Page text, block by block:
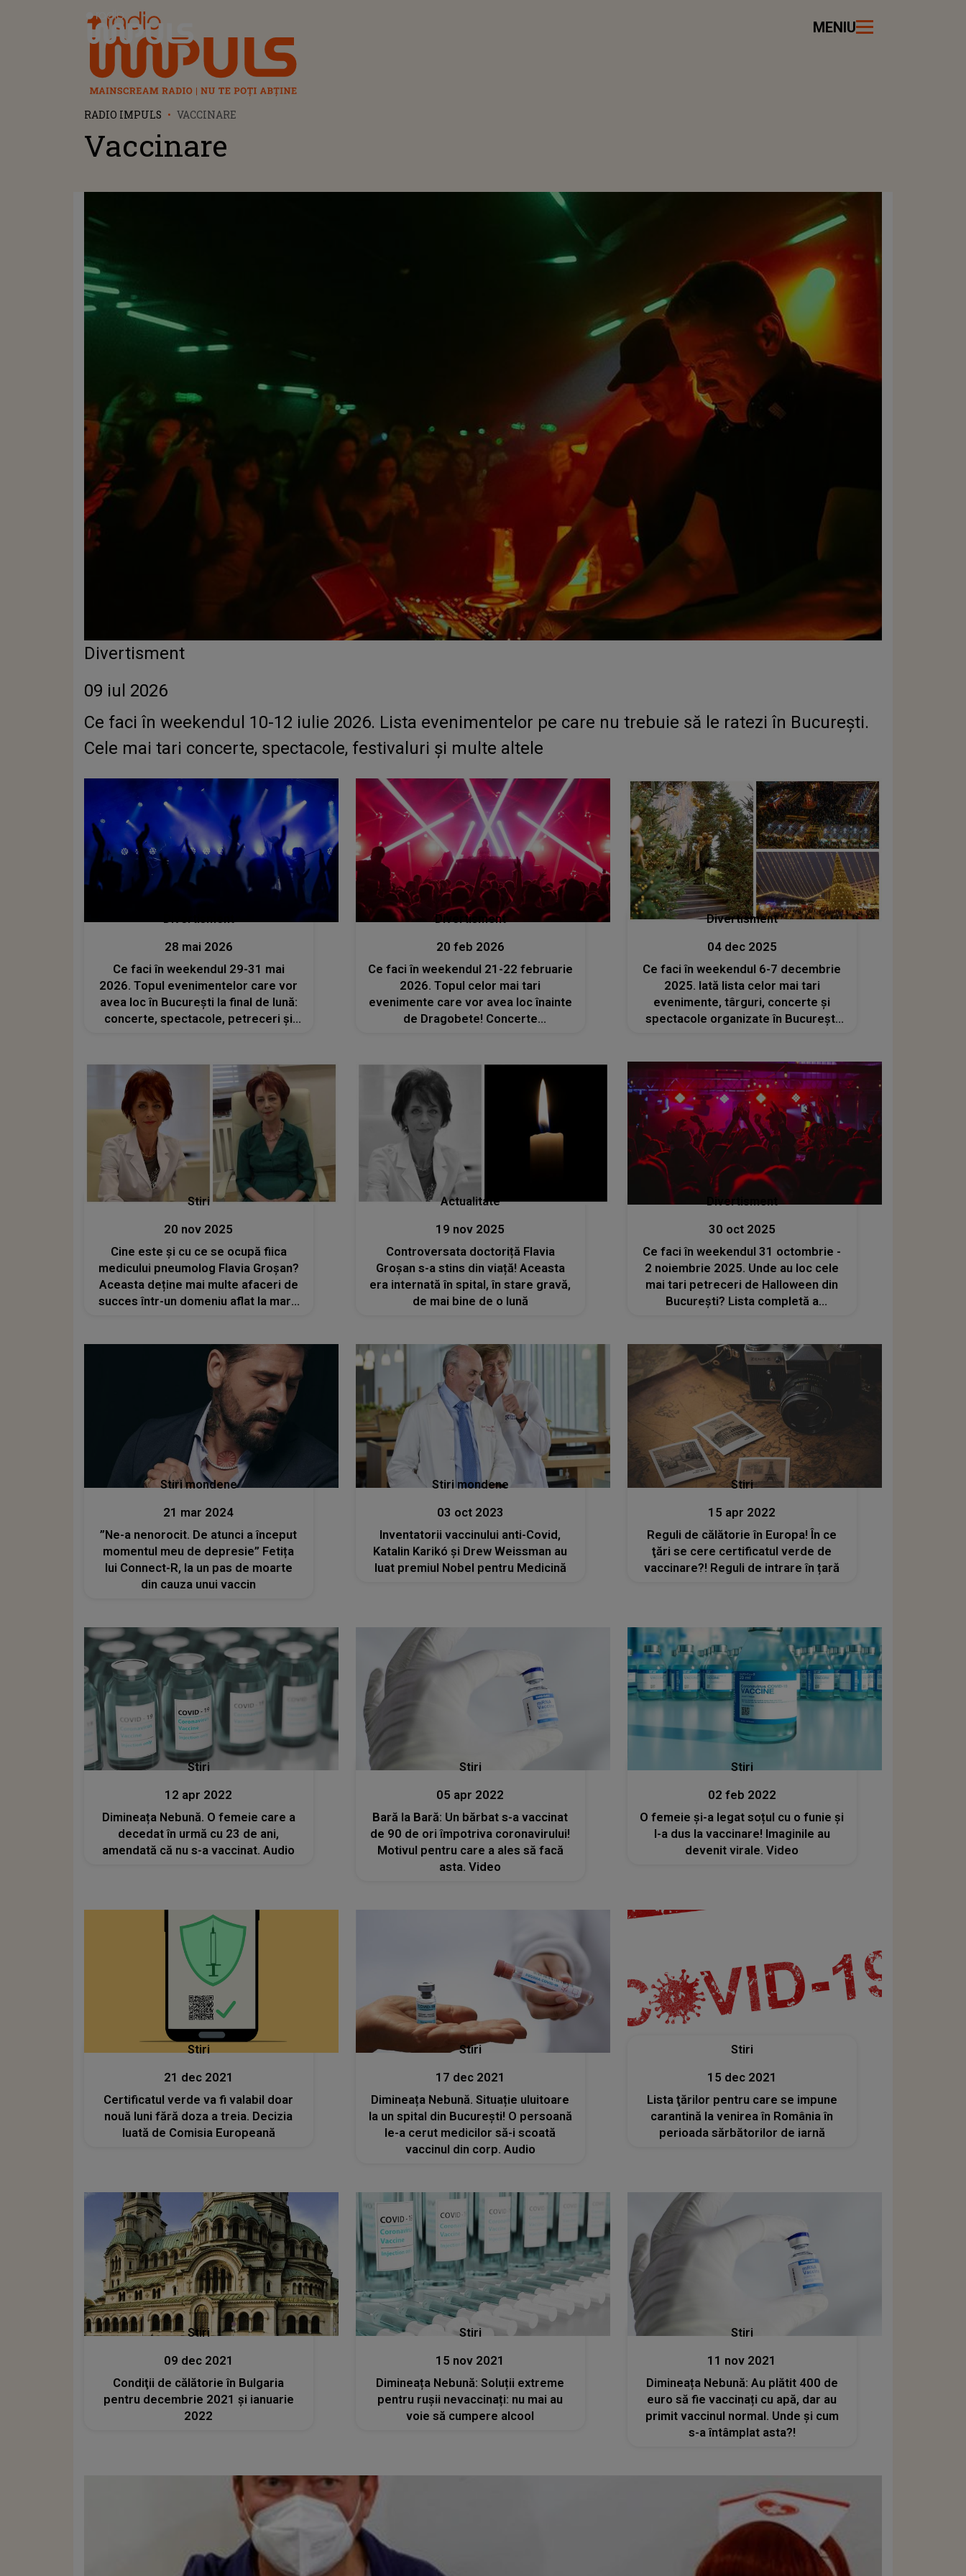
Radio Impuls MENIU
RADIO IMPULS VACCINARE
Vaccinare
Divertisment
09 iul 2026
Ce faci în weekendul 10-12 iulie 2026. Lista evenimentelor pe care nu trebuie să le ratezi în București.
Cele mai tari concerte, spectacole, festivaluri și multe altele
28 mai 2026
Ce faci în weekendul 29-31 mai
2026. Topul evenimentelor care vor
avea loc în București la final de lună:
concerte, spectacole, petreceri și
Divertisment
20 feb 2026
Ce faci în weekendul 21-22 februarie
2026. Topul celor mai tari
evenimente care vor avea loc înainte
de Dragobete! Concerte
dragi
Divertisment
04 dec 2025
Ce faci în weekendul 6-7 decembrie
2025. Iată lista celor mai tari
evenimente, târguri, concerte și
spectacole organizate în București
Stiri
20 nov 2025
Cine este și cu ce se ocupă fiica
medicului pneumolog Flavia Groșan?
Aceasta deține mai multe afaceri de
succes într-un domeniu aflat la mare
Actualitate
19 nov 2025
Controversata doctoriță Flavia
Groșan s-a stins din viață! Aceasta
era internată în spital, în stare gravă,
de mai bine de o lună
Divertisment
30 oct 2025
Ce faci în weekendul 31 octombrie -
2 noiembrie 2025. Unde au loc cele
mai tari petreceri de Halloween din
București? Lista completă a
Stiri mondene
21 mar 2024
”Ne-a nenorocit. De atunci a început
momentul meu de depresie” Fetița
lui Connect-R, la un pas de moarte
din cauza unui vaccin
Stiri mondene
03 oct 2023
Inventatorii vaccinului anti-Covid,
Katalin Karikó şi Drew Weissman au
luat premiul Nobel pentru Medicină
Stiri
15 apr 2022
Reguli de călătorie în Europa! În ce
ţări se cere certificatul verde de
vaccinare?! Reguli de intrare în țară
Stiri
12 apr 2022
Dimineața Nebună. O femeie care a
decedat în urmă cu 23 de ani,
amendată că nu s-a vaccinat. Audio
Stiri
05 apr 2022
Bară la Bară: Un bărbat s-a vaccinat
de 90 de ori împotriva coronavirului!
Motivul pentru care a ales să facă
asta. Video
Stiri
02 feb 2022
O femeie și-a legat soțul cu o funie și
l-a dus la vaccinare! Imaginile au
devenit virale. Video
Stiri
21 dec 2021
Certificatul verde va fi valabil doar
nouă luni fără doza a treia. Decizia
luată de Comisia Europeană
Stiri
17 dec 2021
Dimineața Nebună. Situație uluitoare
la un spital din București! O persoană
le-a cerut medicilor să-i scoată
vaccinul din corp. Audio
Stiri
15 dec 2021
Lista ţărilor pentru care se impune
carantină la venirea în România în
perioada sărbătorilor de iarnă
Stiri
09 dec 2021
Condiţii de călătorie în Bulgaria
pentru decembrie 2021 şi ianuarie
2022
Stiri
15 nov 2021
Dimineața Nebună: Soluții extreme
pentru rușii nevaccinați: nu mai au
voie să cumpere alcool
Stiri
11 nov 2021
Dimineața Nebună: Au plătit 400 de
euro să fie vaccinați cu apă, dar au
primit vaccinul normal. Unde și cum
s-a întâmplat asta?!